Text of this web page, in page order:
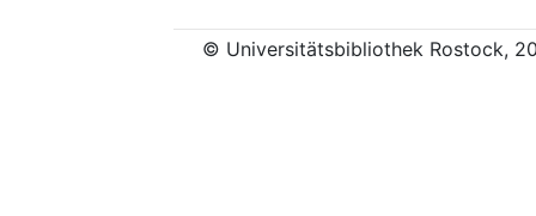
© Universitätsbibliothek Rostock,